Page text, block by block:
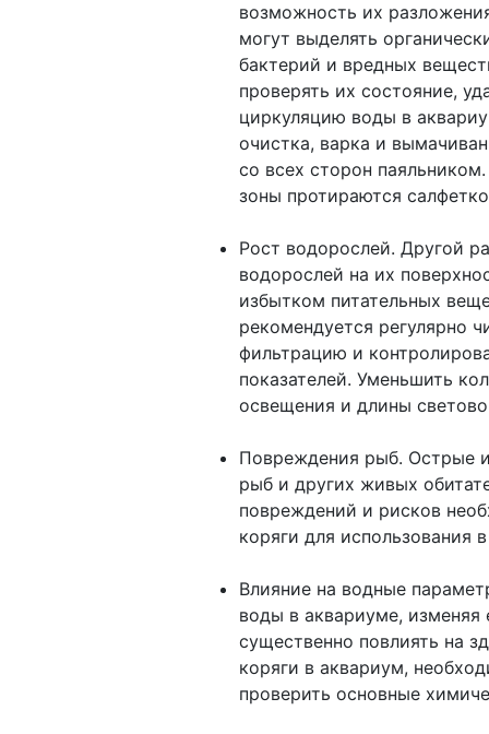
возможность их
могут выделять
бактерий и вредных
проверять их состояние,
циркуляцию воды в
очистка, варка и
со всех сторон
зоны протираются
Рост водорослей. Другой
водорослей на их
избытком питательных
рекомендуется регулярно
фильтрацию и
показателей. Уменьшить
освещения и длины
Повреждения рыб. Острые
рыб и других живых
повреждений и рисков
коряги для использования
Влияние на водные
воды в аквариуме,
существенно повлиять на
коряги в аквариум,
проверить основные